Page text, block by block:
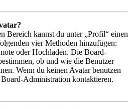
Bereich kannst du unter „Profil“ einen
vier Methoden hinzufügen:
oder Hochladen. Die Board-
ob und wie die Benutzer
Wenn du keinen Avatar benutzen
Administration kontaktieren.